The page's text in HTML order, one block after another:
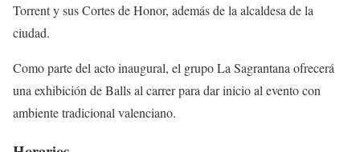
Torrent y sus Cortes de Honor, además de la alcaldesa de la
ciudad.
Como parte del acto inaugural, el grupo La Sagrantana ofrecerá
una exhibición de Balls al carrer para dar inicio al evento con
ambiente tradicional valenciano.